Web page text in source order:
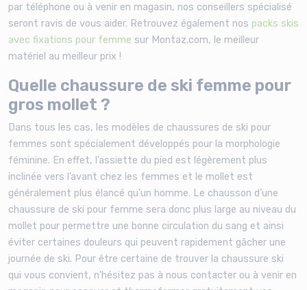
par téléphone ou à venir en magasin, nos conseillers spécialisé
seront ravis de vous aider. Retrouvez également nos packs skis
avec fixations pour femme sur Montaz.com, le meilleur
matériel au meilleur prix !
Quelle chaussure de ski femme pour
gros mollet ?
Dans tous les cas, les modèles de chaussures de ski pour
femmes sont spécialement développés pour la morphologie
féminine. En effet, l’assiette du pied est légèrement plus
inclinée vers l’avant chez les femmes et le mollet est
généralement plus élancé qu’un homme. Le chausson d’une
chaussure de ski pour femme sera donc plus large au niveau du
mollet pour permettre une bonne circulation du sang et ainsi
éviter certaines douleurs qui peuvent rapidement gâcher une
journée de ski. Pour être certaine de trouver la chaussure ski
qui vous convient, n'hésitez pas à nous contacter ou à venir en